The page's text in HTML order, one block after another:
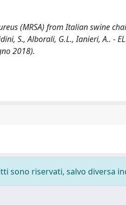
(MRSA) from Italian swine
S., Alborali, G.L., Ianieri, A.. -
2018).
sono riservati, salvo diversa